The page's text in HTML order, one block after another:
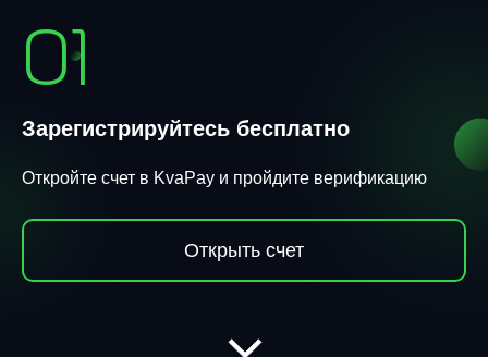
01
Зарегистрируйтесь бесплатно
Откройте счет в KvaPay и пройдите верификацию
Открыть счет